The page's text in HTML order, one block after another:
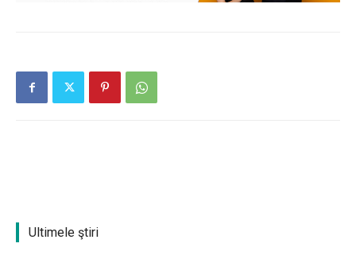
Ultimele ştiri